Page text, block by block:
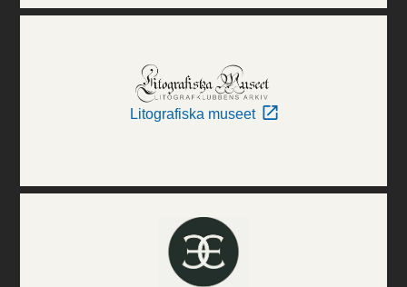
Litografiska museet